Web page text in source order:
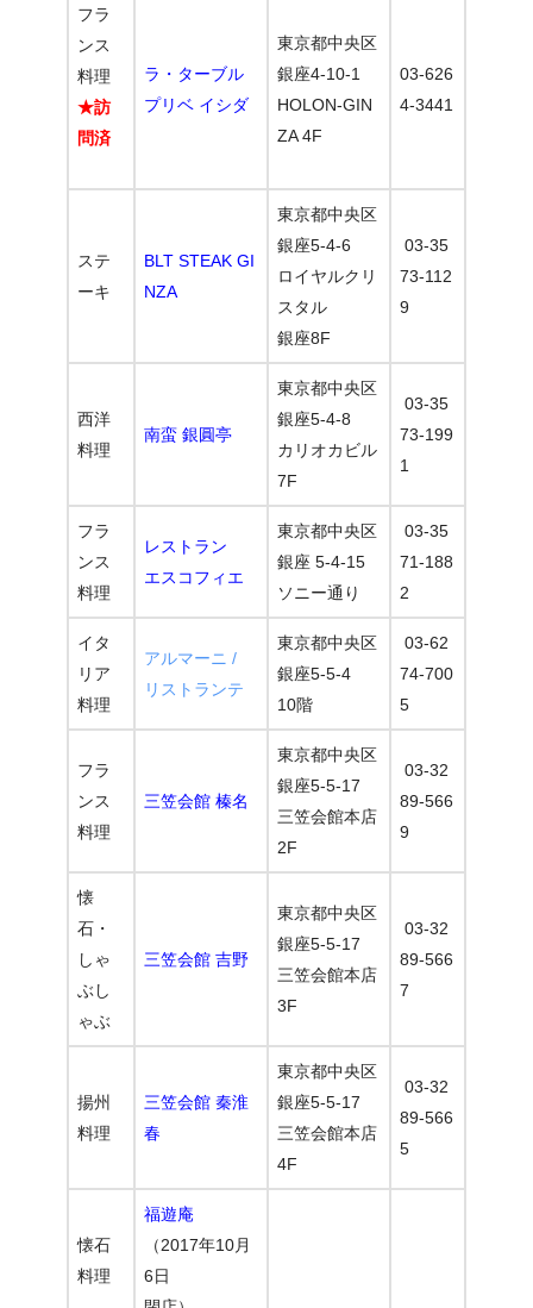
フラ
ンス
料理
★訪
問済
ラ・ターブル
プリベ イシダ
東京都中央区
銀座4-10-1
HOLON-GIN
ZA 4F
03-626
4-3441
ステ
ーキ
BLT STEAK GI
NZA
東京都中央区
銀座5-4-6
ロイヤルクリ
スタル
銀座8F
03-35
73-112
9
西洋
料理
南蛮 銀圓亭
東京都中央区
銀座5-4-8
カリオカビル
7F
03-35
73-199
1
フラ
ンス
料理
レストラン
エスコフィエ
東京都中央区
銀座 5-4-15
ソニー通り
03-35
71-188
2
イタ
リア
料理
アルマーニ /
リストランテ
東京都中央区
銀座5-5-4
10階
03-62
74-700
5
フラ
ンス
料理
三笠会館 榛名
東京都中央区
銀座5-5-17
三笠会館本店
2F
03-32
89-566
9
懐
石・
しゃ
ぶし
ゃぶ
三笠会館 吉野
東京都中央区
銀座5-5-17
三笠会館本店
3F
03-32
89-566
7
揚州
料理
三笠会館 秦淮
春
東京都中央区
銀座5-5-17
三笠会館本店
4F
03-32
89-566
5
懐石
料理
福遊庵
（2017年10月
6日